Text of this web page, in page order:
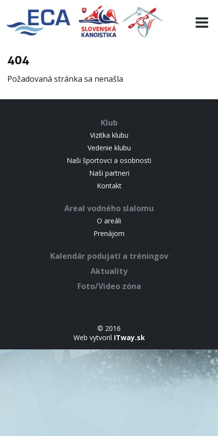
404
Požadovaná stránka sa nenašla
Klub
Vizitka klubu
Vedenie klubu
Naši športovci a osobnosti
Naši partneri
Kontakt
Areal vodného slalomu
O areáli
Prenájom
Kalendár podujatí a tréningov
Aktuality
Foto/Video zóna
© 2016
Web vytvoril ITway.sk
EURO 19
INFO
RESULTS
CONTACT